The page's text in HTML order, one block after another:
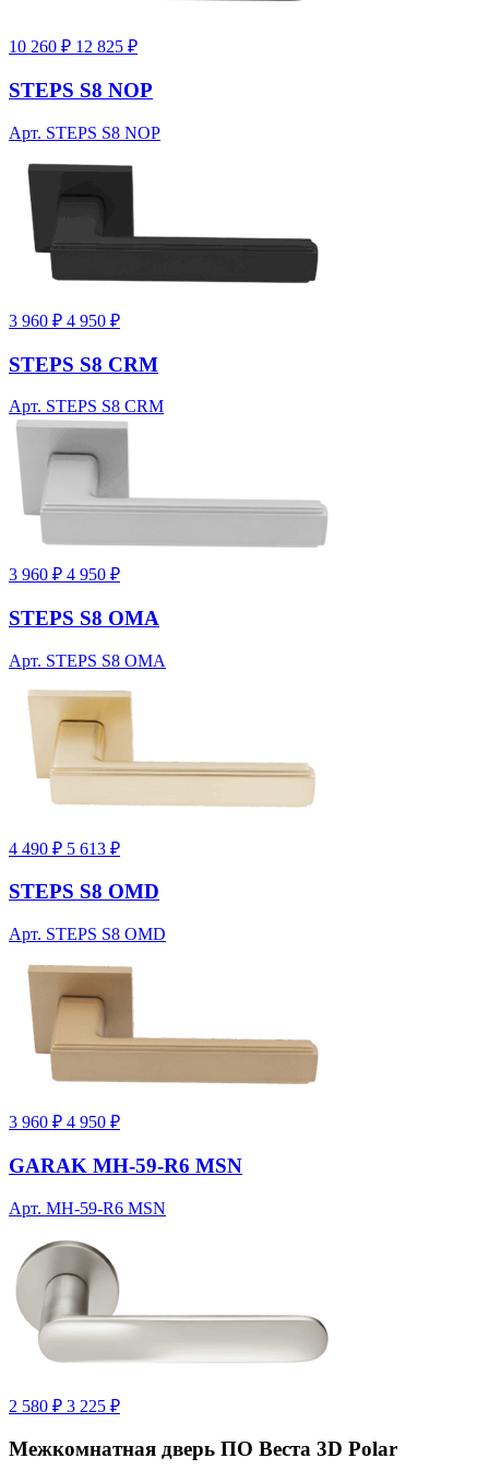
10 260 ₽ 12 825 ₽
STEPS S8 NOP
Арт. STEPS S8 NOP
3 960 ₽ 4 950 ₽
STEPS S8 CRM
Арт. STEPS S8 CRM
3 960 ₽ 4 950 ₽
STEPS S8 OMA
Арт. STEPS S8 OMA
4 490 ₽ 5 613 ₽
STEPS S8 OMD
Арт. STEPS S8 OMD
3 960 ₽ 4 950 ₽
GARAK MH-59-R6 MSN
Арт. MH-59-R6 MSN
2 580 ₽ 3 225 ₽
Межкомнатная дверь ПО Веста 3D Polar